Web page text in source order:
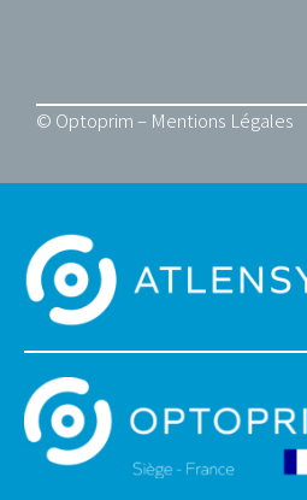
© Optoprim – Mentions Légales